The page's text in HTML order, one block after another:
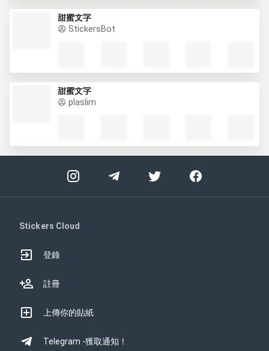
甜蜜文字
StickersBot
甜蜜文字
plaslim
Stickers Cloud
登錄
註冊
上傳你的貼紙
Telegram -獲取通知！